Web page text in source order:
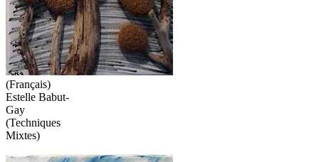
(Français)
Estelle Babut-
Gay
(Techniques
Mixtes)